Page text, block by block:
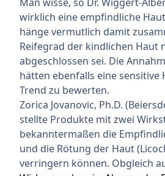
wirklich eine empfindliche
hänge vermutlich damit
Reifegrad der kindlichen Haut
abgeschlossen sei. Die
hätten ebenfalls eine sensitive
Trend zu bewerten.
Zorica Jovanovic, Ph.D.
stellte Produkte mit zwei
bekanntermaßen die
und die Rötung der Haut
verringern können. Obgleich